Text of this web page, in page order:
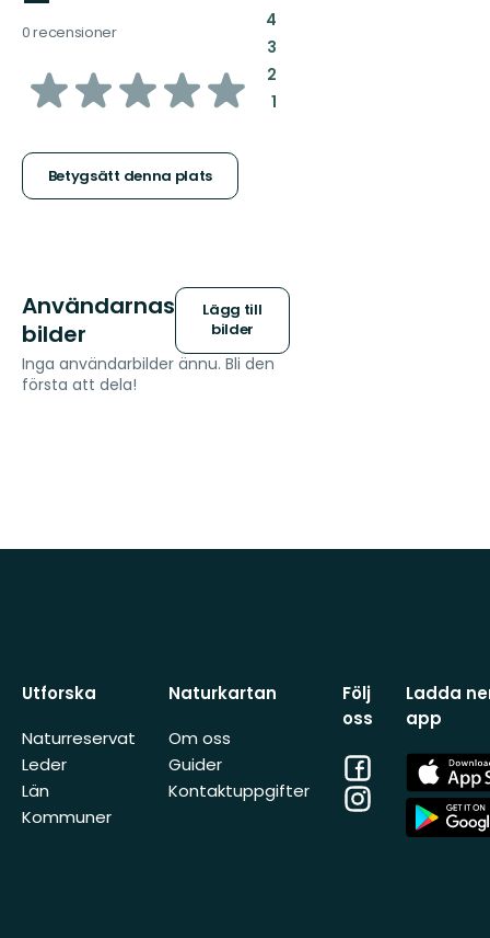
0 recensioner
av
stjärnor
Betygsätt denna plats
4:
3:
2:
1:
Användarnas
bilder
Lägg till
bilder
Inga användarbilder ännu. Bli den
första att dela!
Utforska
Naturreservat
Leder
Län
Kommuner
Naturkartan
Om oss
Guider
Kontaktuppgifter
Följ
oss
Facebook
Instagram
Ladda
app
App
Store
App
Store